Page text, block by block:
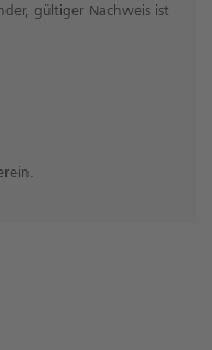
gültiger Nachweis ist